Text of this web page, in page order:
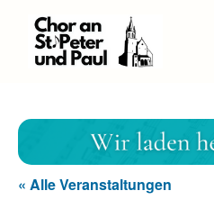
« Alle Veranstaltungen